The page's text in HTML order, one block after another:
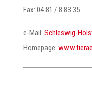
Fax: 04 81 / 8 83 35
e-Mail: @nietsloH-
Homepage: